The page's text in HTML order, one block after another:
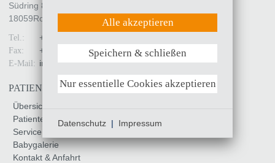
Südring 81
18059Rostock
Tel.: +49 (0)381 4401 - 0
Fax: +49 (0)381 4401 - 7799
E-Mail: info @kliniksued-rostock.de
PATIENTEN & BESUCHER
Übersicht
Patienteninfo
Service & Unterstützung
Babygalerie
Kontakt & Anfahrt
UX (Hotjar)
Weitere Informationen anzeigen
Alle akzeptieren
Speichern & schließen
Nur essentielle Cookies akzeptieren
Datenschutz | Impressum